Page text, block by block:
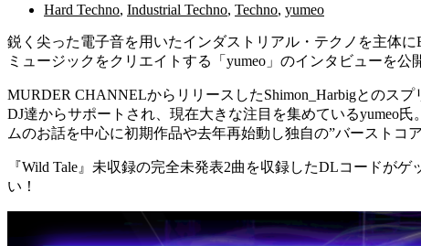
Hard Techno, Industrial Techno, Techno, yumeo
鋭く尖った電子音を用いたインダストリアル・テクノを主体
ミュージックをクリエイトする「yumeo」のインタビューを公
MURDER CHANNELからリリースしたShimon_Harbigとのス
DJ達からサポートされ、現在大きな注目を集めているyumeo
ムのお話を中心に初期作品や去年再始動し独自の”バーストコ
『Wild Tale』未収録の完全未発表2曲を収録したDLコードが
い！